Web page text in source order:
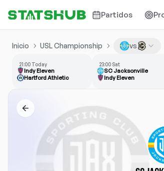
Partidos
Inicio USL Championship vs
21:00 Today
Indy Eleven
Hartford Athletic
23:00 Sat
SC Jacksonville
Indy Eleven